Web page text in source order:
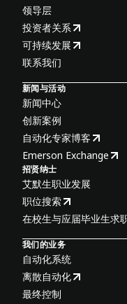
领导层
投资者关系
可持续发展
联系我们
新闻与活动
新闻中心
创新案例
自动化专家博客
Emerson Exchange
招贤纳士
艾默生职业发展
职位搜索
在校生与应届毕业生求
我们的业务
自动化系统
离散自动化
最终控制